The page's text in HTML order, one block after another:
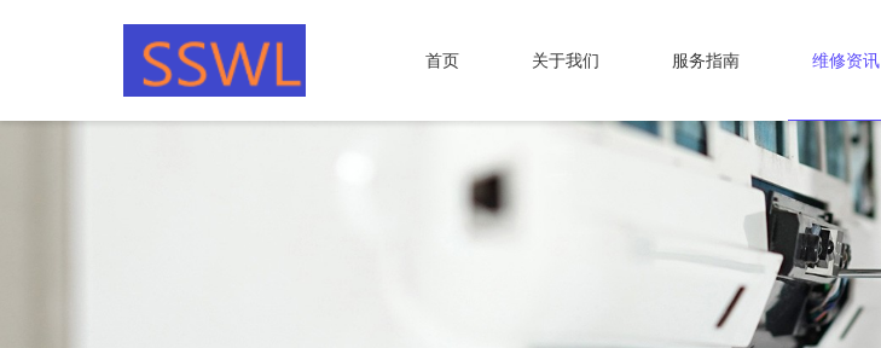
首页 关于我们 服务指南 维修资讯